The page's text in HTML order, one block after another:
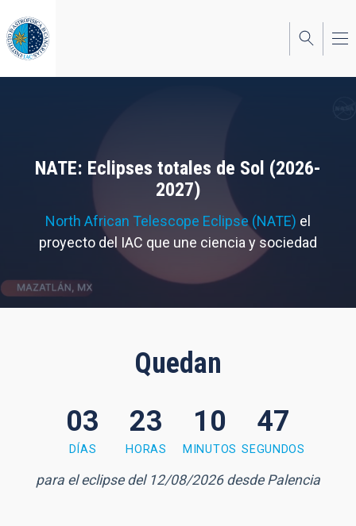
al
contenido
principal
NATE: Eclipses totales de Sol (2026-
2027)
North African Telescope Eclipse (NATE) el
proyecto del IAC que une ciencia y sociedad
Quedan
46 seconds
03
DÍAS
23
HORAS
10
MINUTOS
46
SEGUNDOS
para el eclipse del 12/08/2026 desde Palencia